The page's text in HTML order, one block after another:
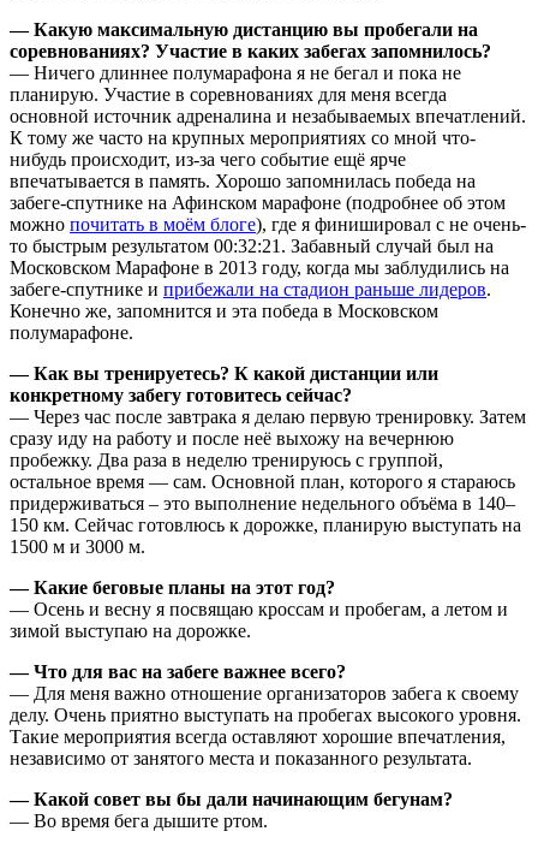
— Какую максимальную дистанцию вы пробегали на
соревнованиях? Участие в каких забегах запомнилось?
— Ничего длиннее полумарафона я не бегал и пока не
планирую. Участие в соревнованиях для меня всегда
основной источник адреналина и незабываемых впечатлений.
К тому же часто на крупных мероприятиях со мной что-
нибудь происходит, из-за чего событие ещё ярче
впечатывается в память. Хорошо запомнилась победа на
забеге-спутнике на Афинском марафоне (подробнее об этом
можно почитать в моём блоге), где я финишировал с не очень-
то быстрым результатом 00:32:21. Забавный случай был на
Московском Марафоне в 2013 году, когда мы заблудились на
забеге-спутнике и прибежали на стадион раньше лидеров.
Конечно же, запомнится и эта победа в Московском
полумарафоне.
— Как вы тренируетесь? К какой дистанции или
конкретному забегу готовитесь сейчас?
— Через час после завтрака я делаю первую тренировку. Затем
сразу иду на работу и после неё выхожу на вечернюю
пробежку. Два раза в неделю тренируюсь с группой,
остальное время — сам. Основной план, которого я стараюсь
придерживаться – это выполнение недельного объёма в 140–
150 км. Сейчас готовлюсь к дорожке, планирую выступать на
1500 м и 3000 м.
— Какие беговые планы на этот год?
— Осень и весну я посвящаю кроссам и пробегам, а летом и
зимой выступаю на дорожке.
— Что для вас на забеге важнее всего?
— Для меня важно отношение организаторов забега к своему
делу. Очень приятно выступать на пробегах высокого уровня.
Такие мероприятия всегда оставляют хорошие впечатления,
независимо от занятого места и показанного результата.
— Какой совет вы бы дали начинающим бегунам?
— Во время бега дышите ртом.